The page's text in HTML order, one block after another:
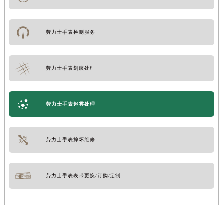
劳力士手表检测服务
劳力士手表划痕处理
劳力士手表起雾处理
劳力士手表摔坏维修
劳力士手表表带更换/订购/定制